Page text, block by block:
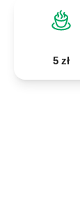
5 zł